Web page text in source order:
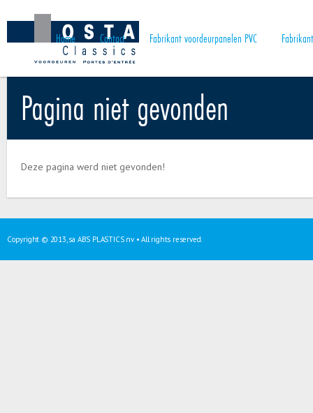
Home Contact Fabrikant voordeurpanelen PVC
Pagina niet gevonden
Deze pagina werd niet gevonden!
Copyright © 2013, sa ABS PLASTICS nv • All rights reserved.